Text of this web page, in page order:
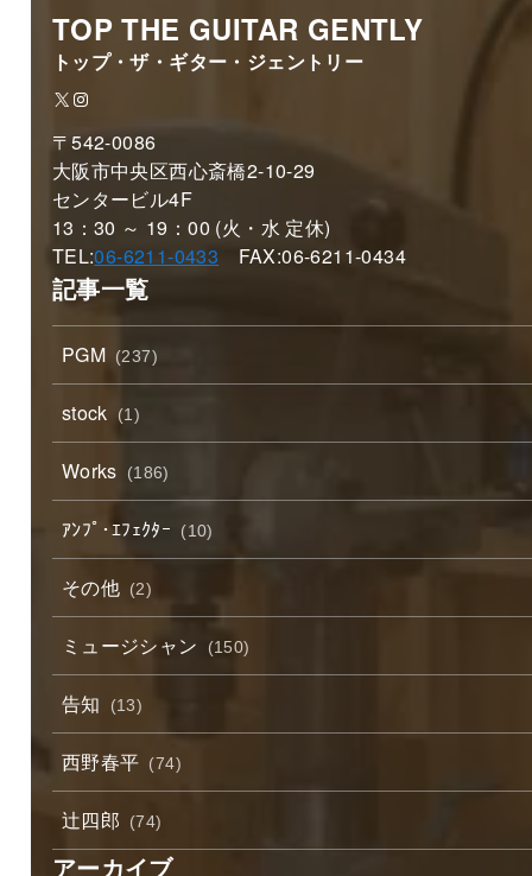
TOP THE GUITAR GENTLY
トップ・ザ・ギター・ジェントリー
X Instagram
〒542-0086
大阪市中央区西心斎橋2-10-29
センタービル4F
13：30 ～ 19：00 (火・水 定休)
TEL:06-6211-0433 FAX:06-6211-0434
記事一覧
PGM (237)
stock (1)
Works (186)
ｱﾝﾌﾟ･ｴﾌｪｸﾀｰ (10)
その他 (2)
ミュージシャン (150)
告知 (13)
西野春平 (74)
辻四郎 (74)
アーカイブ